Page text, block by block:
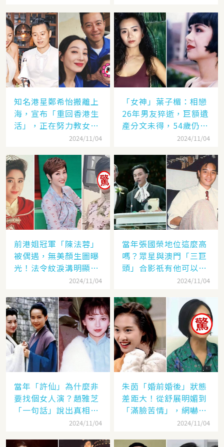
知名港星鄭希怡搬離上
海，宣布「重回香港生
活」，正在努力教女兒
2024/11/04
「女神」葉子楣：相戀
26年男友猝逝，巨額遺
產分文未得，54歲仍單
2024/11/04
前港姐冠軍「陳法蓉」
被偶遇，無美顏生圖曝
光！法令紋淚溝明顯網
嘆：「絕世美女也會
2024/11/04
當年張國榮地位這麼高
嗎？眾星與澳門「三巨
頭」合影祇有他可以
「坐著」，而且還是C
2024/11/04
當年「許仙」為什麼非
要找個女人演？趙雅芝
「一句話」說出真相，
網友：葉童太厲害2024/11/04
朱茵「婚前婚後」狀態
差距大！從舒展明媚到
「滿臉苦情」，網嚇：
到底經歷了什麼眼里都
2024/11/04